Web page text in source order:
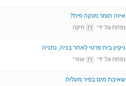
איזה חומר מנקה פיח?
נפתח על ידי חיקה
ניקיון בית פרטי לאחר בניה, נתניה
נפתח על ידי עוזרי
שאיבת מים בפיר מעלית